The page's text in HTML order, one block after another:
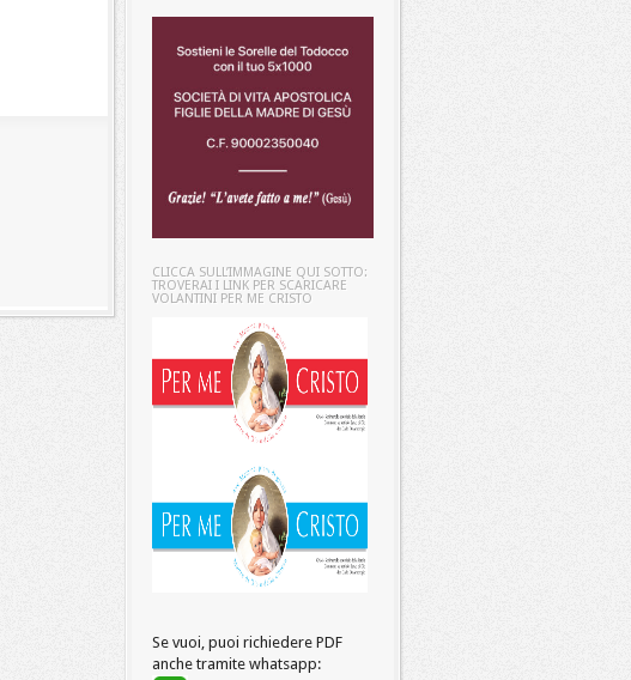
CLICCA SULL’IMMAGINE QUI SOTTO:
TROVERAI I LINK PER SCARICARE
VOLANTINI PER ME CRISTO
Se vuoi, puoi richiedere PDF
anche tramite whatsapp: